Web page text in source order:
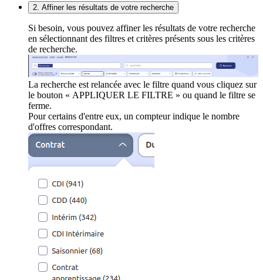
2. Affiner les résultats de votre recherche
Si besoin, vous pouvez affiner les résultats de votre recherche
en sélectionnant des filtres et critères présents sous les critères
de recherche.
La recherche est relancée avec le filtre quand vous cliquez sur
le bouton « APPLIQUER LE FILTRE » ou quand le filtre se
ferme.
Pour certains d'entre eux, un compteur indique le nombre
d'offres correspondant.